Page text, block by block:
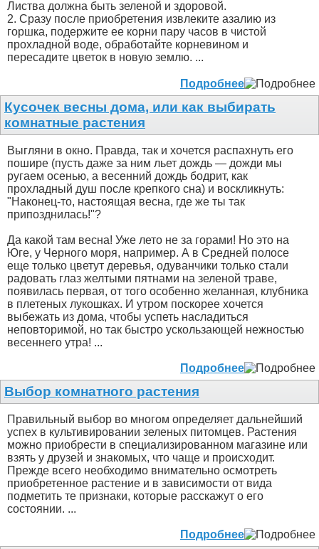
Листва должна быть зеленой и здоровой.
2. Сразу после приобретения извлеките азалию из
горшка, подержите ее корни пару часов в чистой
прохладной воде, обработайте корневином и
пересадите цветок в новую землю. ...
Подробнее
Кусочек весны дома, или как выбирать
комнатные растения
Выгляни в окно. Правда, так и хочется распахнуть его
пошире (пусть даже за ним льет дождь — дожди мы
ругаем осенью, а весенний дождь бодрит, как
прохладный душ после крепкого сна) и воскликнуть:
"Наконец-то, настоящая весна, где же ты так
припозднилась!"?
Да какой там весна! Уже лето не за горами! Но это на
Юге, у Черного моря, например. А в Средней полосе
еще только цветут деревья, одуванчики только стали
радовать глаз желтыми пятнами на зеленой траве,
появилась первая, от того особенно желанная, клубника
в плетеных лукошках. И утром поскорее хочется
выбежать из дома, чтобы успеть насладиться
неповторимой, но так быстро ускользающей нежностью
весеннего утра! ...
Подробнее
Выбор комнатного растения
Правильный выбор во многом определяет дальнейший
успех в культивировании зеленых питомцев. Растения
можно приобрести в специализированном магазине или
взять у друзей и знакомых, что чаще и происходит.
Прежде всего необходимо внимательно осмотреть
приобретенное растение и в зависимости от вида
подметить те признаки, которые расскажут о его
состоянии. ...
Подробнее